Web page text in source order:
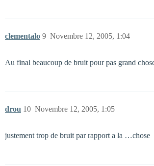
clementalo Novembre 12, 2005, 1:04
9
Au final beaucoup de bruit pour pas grand
drou Novembre 12, 2005, 1:05
10
justement trop de bruit par rapport a la …chose